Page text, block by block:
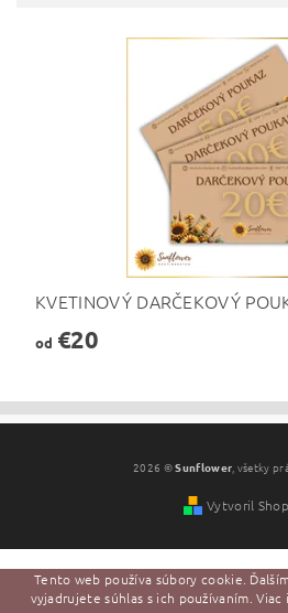
KVETINOVÝ DARČEKOVÝ
od €20
2026 ©Sunflower, všetky
Vytvoril
Tento web používa súbory cookie.
vyjadrujete súhlas s ich používaním.